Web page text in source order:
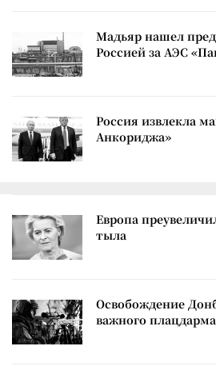
Мадьяр нашел
Россией за АЭС
Россия извлекла
Анкориджа»
Европа
тыла
Освобождение
важного